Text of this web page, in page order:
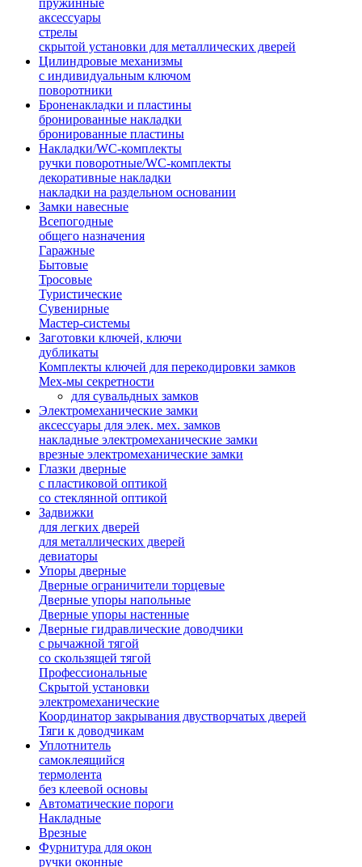
пружинные
аксессуары
стрелы
скрытой установки для металлических дверей
Цилиндровые механизмы
с индивидуальным ключом
поворотники
Броненакладки и пластины
бронированные накладки
бронированные пластины
Накладки/WC-комплекты
ручки поворотные/WC-комплекты
декоративные накладки
накладки на раздельном основании
Замки навесные
Всепогодные
общего назначения
Гаражные
Бытовые
Тросовые
Туристические
Сувенирные
Мастер-системы
Заготовки ключей, ключи
дубликаты
Комплекты ключей для перекодировки замков
Мех-мы секретности
для сувальдных замков
Электромеханические замки
аксессуары для элек. мех. замков
накладные электромеханические замки
врезные электромеханические замки
Глазки дверные
с пластиковой оптикой
со стеклянной оптикой
Задвижки
для легких дверей
для металлических дверей
девиаторы
Упоры дверные
Дверные ограничители торцевые
Дверные упоры напольные
Дверные упоры настенные
Дверные гидравлические доводчики
с рычажной тягой
со скользящей тягой
Профессиональные
Скрытой установки
электромеханические
Координатор закрывания двустворчатых дверей
Тяги к доводчикам
Уплотнитель
самоклеящийся
термолента
без клеевой основы
Автоматические пороги
Накладные
Врезные
Фурнитура для окон
ручки оконные